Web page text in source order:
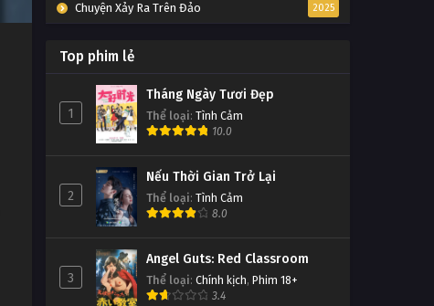
Chuyện Xảy Ra Trên Đảo 2025
Top phim lẻ
1
Tháng Ngày Tươi Đẹp
Thể loại: Tình Cảm
10.0
2
Nếu Thời Gian Trở Lại
Thể loại: Tình Cảm
8.0
3
Angel Guts: Red Classroom
Thể loại: Chính kịch, Phim 18+
3.4